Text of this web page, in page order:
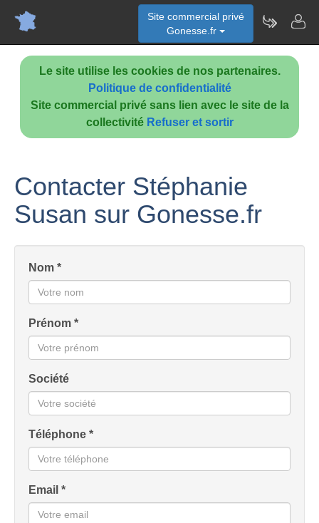
Le site utilise les cookies de nos partenaires.
Politique de confidentialité
Site commercial privé sans lien avec le site de la
collectivité Refuser et sortir
Site commercial privé
Gonesse.fr
Contacter Stéphanie
Susan sur Gonesse.fr
Nom *
Prénom *
Société
Téléphone *
Email *